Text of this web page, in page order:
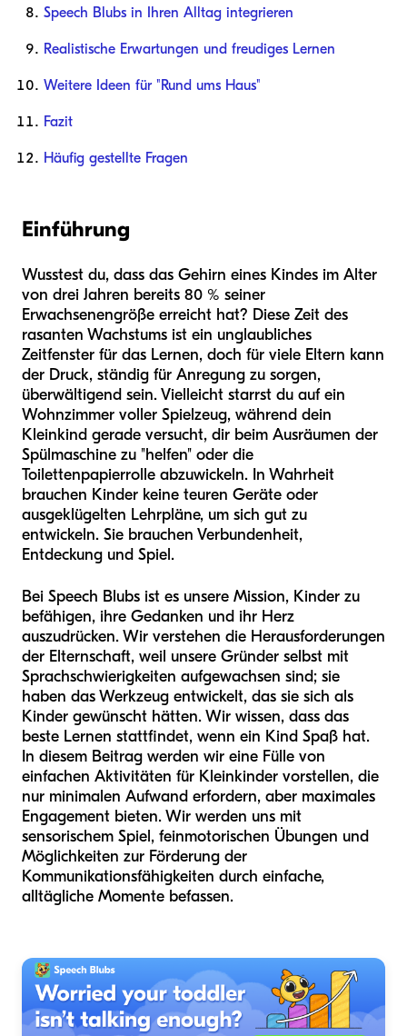
Speech Blubs in Ihren Alltag integrieren
Realistische Erwartungen und freudiges Lernen
Weitere Ideen für "Rund ums Haus"
Fazit
Häufig gestellte Fragen
Einführung
Wusstest du, dass das Gehirn eines Kindes im Alter
von drei Jahren bereits 80 % seiner
Erwachsenengröße erreicht hat? Diese Zeit des
rasanten Wachstums ist ein unglaubliches
Zeitfenster für das Lernen, doch für viele Eltern kann
der Druck, ständig für Anregung zu sorgen,
überwältigend sein. Vielleicht starrst du auf ein
Wohnzimmer voller Spielzeug, während dein
Kleinkind gerade versucht, dir beim Ausräumen der
Spülmaschine zu "helfen" oder die
Toilettenpapierrolle abzuwickeln. In Wahrheit
brauchen Kinder keine teuren Geräte oder
ausgeklügelten Lehrpläne, um sich gut zu
entwickeln. Sie brauchen Verbundenheit,
Entdeckung und Spiel.
Bei Speech Blubs ist es unsere Mission, Kinder zu
befähigen, ihre Gedanken und ihr Herz
auszudrücken. Wir verstehen die Herausforderungen
der Elternschaft, weil unsere Gründer selbst mit
Sprachschwierigkeiten aufgewachsen sind; sie
haben das Werkzeug entwickelt, das sie sich als
Kinder gewünscht hätten. Wir wissen, dass das
beste Lernen stattfindet, wenn ein Kind Spaß hat.
In diesem Beitrag werden wir eine Fülle von
einfachen Aktivitäten für Kleinkinder vorstellen, die
nur minimalen Aufwand erfordern, aber maximales
Engagement bieten. Wir werden uns mit
sensorischem Spiel, feinmotorischen Übungen und
Möglichkeiten zur Förderung der
Kommunikationsfähigkeiten durch einfache,
alltägliche Momente befassen.